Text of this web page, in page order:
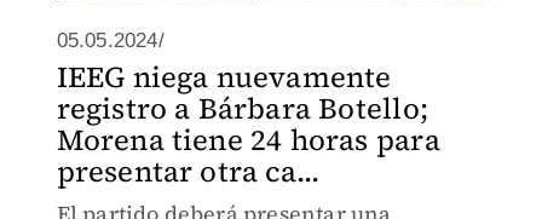
05.05.2024/
IEEG niega nuevamente
registro a Bárbara Botello;
Morena tiene 24 horas para
presentar otra ca...